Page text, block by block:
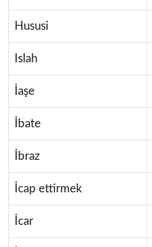
Hususi
Islah
İaşe
İbate
İbraz
İcap ettirmek
İcar